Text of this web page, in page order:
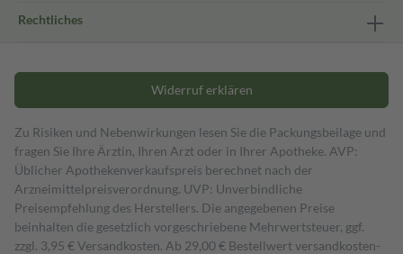
Rechtliches
Widerruf erklären
Zu Risiken und Nebenwirkungen lesen Sie die Packungsbeilage und
fragen Sie Ihre Ärztin, Ihren Arzt oder in Ihrer Apotheke. AVP:
Üblicher Apothekenverkaufspreis berechnet nach der
Arzneimittelpreisverordnung. UVP: Unverbindliche
Preisempfehlung des Herstellers. Die angegebenen Preise
beinhalten die gesetzlich vorgeschriebene Mehrwertsteuer, ggf.
zzgl. 3,95 € Versandkosten. Ab 29,00 € Bestell­wert versand­kosten­